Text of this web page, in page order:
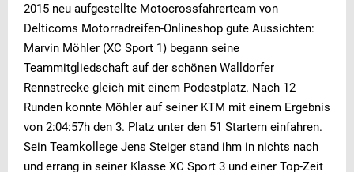
2015 neu aufgestellte Motocrossfahrerteam von
Delticoms Motorradreifen-Onlineshop gute Aussichten:
Marvin Möhler (XC Sport 1) begann seine
Teammitgliedschaft auf der schönen Walldorfer
Rennstrecke gleich mit einem Podestplatz. Nach 12
Runden konnte Möhler auf seiner KTM mit einem Ergebnis
von 2:04:57h den 3. Platz unter den 51 Startern einfahren.
Sein Teamkollege Jens Steiger stand ihm in nichts nach
und errang in seiner Klasse XC Sport 3 und einer Top-Zeit